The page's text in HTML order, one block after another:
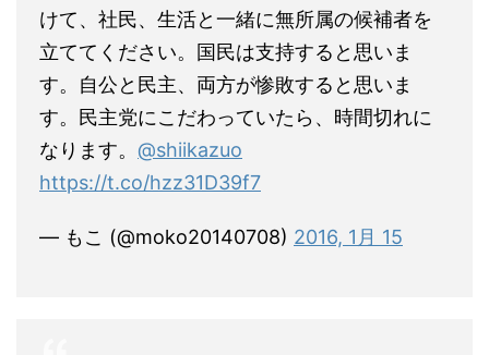
けて、社民、生活と一緒に無所属の候補者を
立ててください。国民は支持すると思いま
す。自公と民主、両方が惨敗すると思いま
す。民主党にこだわっていたら、時間切れに
なります。 @shiikazuo
https://t.co/hzz31D39f7
— もこ (@moko20140708) 2016, 1月 15